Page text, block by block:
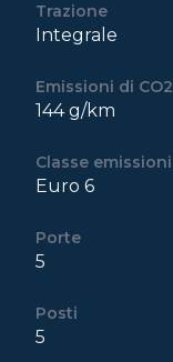
Trazione
Integrale
Emissioni di CO2
144 g/km
Classe emissioni
Euro 6
Porte
5
Posti
5